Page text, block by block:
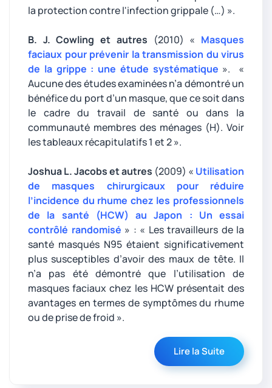
la protection contre l'infection grippale (…) ».
B. J. Cowling et autres (2010) « Masques
faciaux pour prévenir la transmission du virus
de la grippe : une étude systématique ». «
Aucune des études examinées n’a démontré un
bénéfice du port d’un masque, que ce soit dans
le cadre du travail de santé ou dans la
communauté membres des ménages (H). Voir
les tableaux récapitulatifs 1 et 2 ».
Joshua L. Jacobs et autres (2009) « Utilisation
de masques chirurgicaux pour réduire
l’incidence du rhume chez les professionnels
de la santé (HCW) au Japon : Un essai
contrôlé randomisé » : « Les travailleurs de la
santé masqués N95 étaient significativement
plus susceptibles d’avoir des maux de tête. Il
n’a pas été démontré que l’utilisation de
masques faciaux chez les HCW présentait des
avantages en termes de symptômes du rhume
ou de prise de froid ».
Lire la Suite